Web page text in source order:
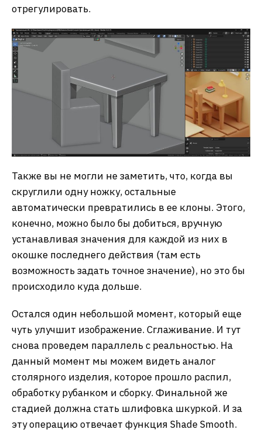
отрегулировать.
Также вы не могли не заметить, что, когда вы
скруглили одну ножку, остальные
автоматически превратились в ее клоны. Этого,
конечно, можно было бы добиться, вручную
устанавливая значения для каждой из них в
окошке последнего действия (там есть
возможность задать точное значение), но это бы
происходило куда дольше.
Остался один небольшой момент, который еще
чуть улучшит изображение. Сглаживание. И тут
снова проведем параллель с реальностью. На
данный момент мы можем видеть аналог
столярного изделия, которое прошло распил,
обработку рубанком и сборку. Финальной же
стадией должна стать шлифовка шкуркой. И за
эту операцию отвечает функция Shade Smooth.